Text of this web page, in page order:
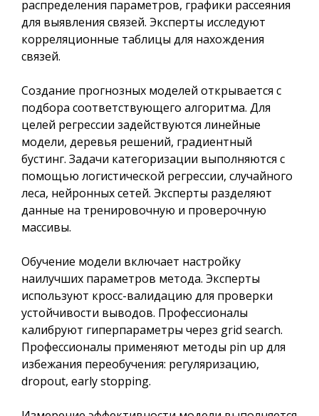
распределения параметров, графики рассеяния
для выявления связей. Эксперты исследуют
корреляционные таблицы для нахождения
связей.
Создание прогнозных моделей открывается с
подбора соответствующего алгоритма. Для
целей регрессии задействуются линейные
модели, деревья решений, градиентный
бустинг. Задачи категоризации выполняются с
помощью логистической регрессии, случайного
леса, нейронных сетей. Эксперты разделяют
данные на тренировочную и проверочную
массивы.
Обучение модели включает настройку
наилучших параметров метода. Эксперты
используют кросс-валидацию для проверки
устойчивости выводов. Профессионалы
калибруют гиперпараметры через grid search.
Профессионалы применяют методы pin up для
избежания переобучения: регуляризацию,
dropout, early stopping.